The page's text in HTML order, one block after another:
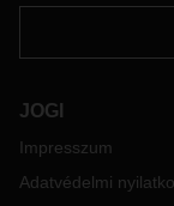
JOGI
Impresszum
Adatvédelmi